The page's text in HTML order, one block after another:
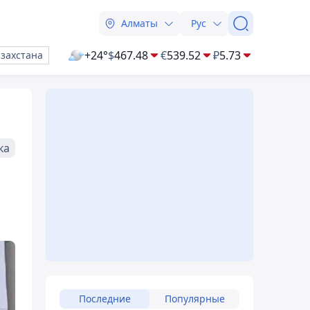
Алматы Рус
+24°$467.48 €539.52 ₽5.73
Последние Популярные